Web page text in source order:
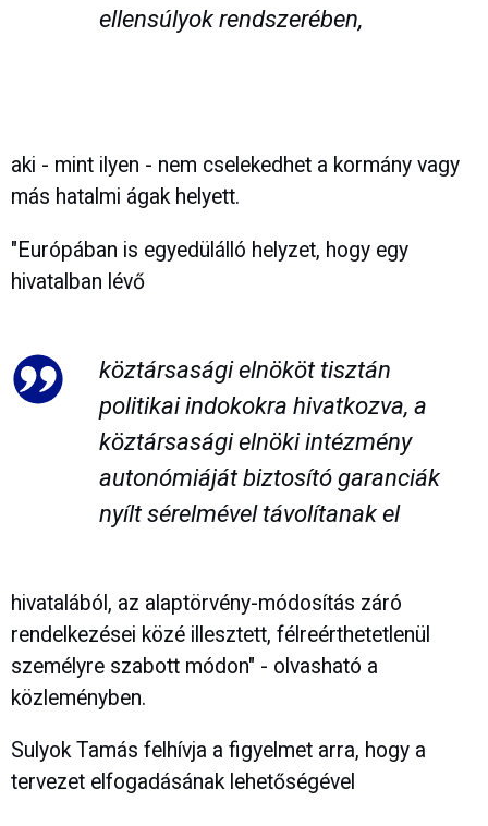
ellensúlyok rendszerében,
aki - mint ilyen - nem cselekedhet a kormány vagy
más hatalmi ágak helyett.
"Európában is egyedülálló helyzet, hogy egy
hivatalban lévő
köztársasági elnököt tisztán
politikai indokokra hivatkozva, a
köztársasági elnöki intézmény
autonómiáját biztosító garanciák
nyílt sérelmével távolítanak el
hivatalából, az alaptörvény-módosítás záró
rendelkezései közé illesztett, félreérthetetlenül
személyre szabott módon" - olvasható a
közleményben.
Sulyok Tamás felhívja a figyelmet arra, hogy a
tervezet elfogadásának lehetőségével